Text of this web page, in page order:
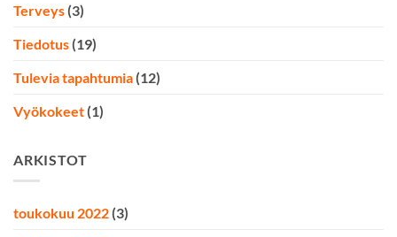
Terveys (3)
Tiedotus (19)
Tulevia tapahtumia (12)
Vyökokeet (1)
ARKISTOT
toukokuu 2022 (3)